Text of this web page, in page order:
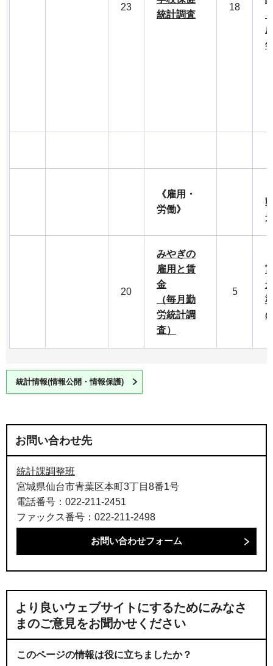
23
統計調査
18
《雇用・
労働》
20
みやぎの
雇用と賃
金
（毎月勤
労統計調
査）
5
統計情報(情報公開・情報保護)
お問い合わせ先
統計課調整班
宮城県仙台市青葉区本町3丁目8番1号
電話番号：022-211-2451
ファックス番号：022-211-2498
より良いウェブサイトにするためにみなさ
まのご意見をお聞かせください
このページの情報は役に立ちましたか？